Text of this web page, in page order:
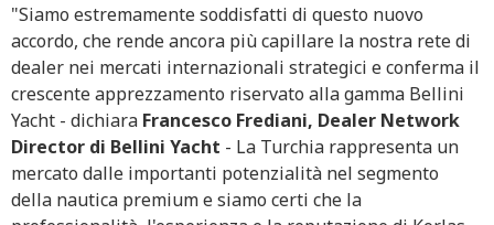
"Siamo estremamente soddisfatti di questo nuovo
accordo, che rende ancora più capillare la nostra rete di
dealer nei mercati internazionali strategici e conferma il
crescente apprezzamento riservato alla gamma Bellini
Yacht - dichiara Francesco Frediani, Dealer Network
Director di Bellini Yacht - La Turchia rappresenta un
mercato dalle importanti potenzialità nel segmento
della nautica premium e siamo certi che la